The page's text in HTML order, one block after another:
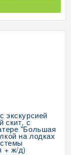
экскурсией
скит, с
"Большая
на лодках
+ ж/д)